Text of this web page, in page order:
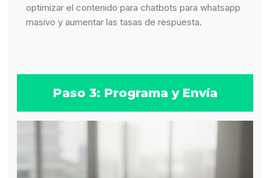
optimizar el contenido para chatbots para whatsapp
masivo y aumentar las tasas de respuesta.
Paso 3: Programa y Envía